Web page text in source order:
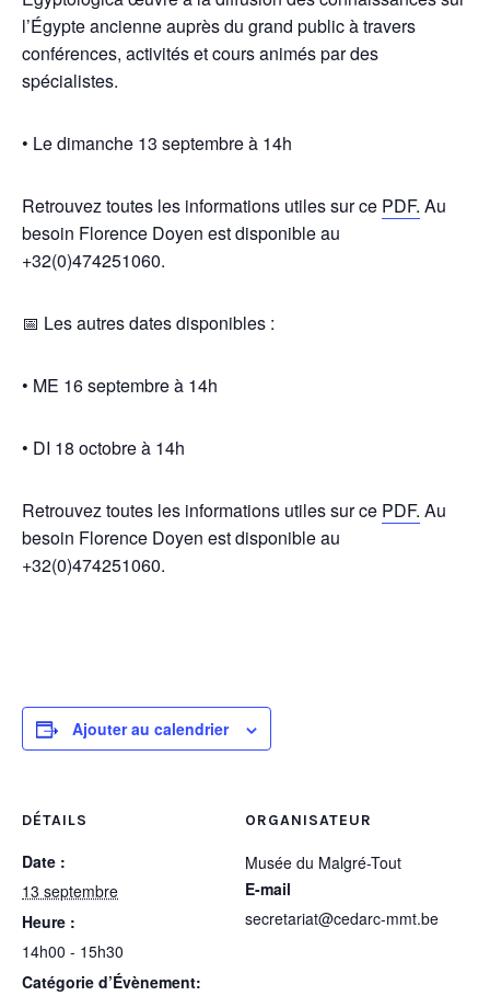
l’Égypte ancienne auprès du grand public à travers
conférences, activités et cours animés par des
spécialistes.
• Le dimanche 13 septembre à 14h
Retrouvez toutes les informations utiles sur ce PDF. Au
besoin Florence Doyen est disponible au
+32(0)474251060.
📅 Les autres dates disponibles :
• ME 16 septembre à 14h
• DI 18 octobre à 14h
Retrouvez toutes les informations utiles sur ce PDF. Au
besoin Florence Doyen est disponible au
+32(0)474251060.
Ajouter au calendrier
DÉTAILS
Date :
13 septembre
Heure :
14h00 - 15h30
Catégorie d’Évènement:
ORGANISATEUR
Musée du Malgré-Tout
E-mail
secretariat@cedarc-mmt.be